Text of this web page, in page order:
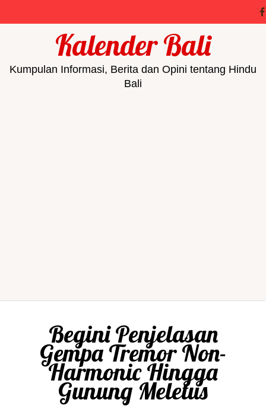
Kalender Bali
Kumpulan Informasi, Berita dan Opini tentang Hindu
Bali
Begini Penjelasan
Gempa Tremor Non-
Harmonic Hingga
Gunung Meletus